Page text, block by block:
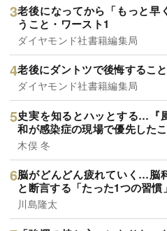
老後になってから「もっと早
うこと・ワースト1
ダイヤモンド社書籍編集局
老後にダントツで後悔するこ
ダイヤモンド社書籍編集局
史実を知るとハッとする…『
和が感染症の現場で優先した
木俣 冬
脳がどんどん疲れていく…脳
と断言する「たった1つの習慣」
川島隆太